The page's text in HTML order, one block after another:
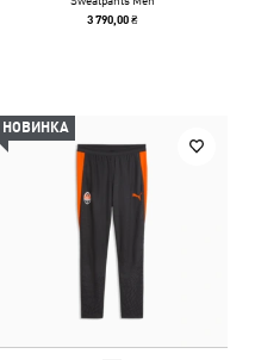
3 790,00 ₴
НОВИНКА